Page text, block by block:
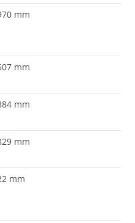
mm
mm
mm
mm
mm